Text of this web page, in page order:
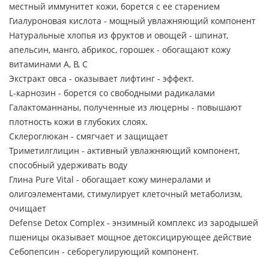
местный иммунитет кожи, борется с ее старением
Гиалуроновая кислота - мощный увлажняющий компонент
Натуральные хлопья из фруктов и овощей - шпинат,
апельсин, манго, абрикос, горошек - обогащают кожу
витаминами A, B, C
Экстракт овса - оказывает лифтинг - эффект.
L-карнозин - борется со свободными радикалами
Галактоманнаны, полученные из люцерны - повышают
плотность кожи в глубоких слоях.
Склероглюкан - смягчает и защищает
Триметилглицин - активный увлажняющий компонент,
способный удерживать воду
Глина Pure Vital - обогащает кожу минералами и
олигоэлементами, стимулирует клеточный метаболизм,
очищает
Defense Detox Complex - энзимный комплекс из зародышей
пшеницы оказывает мощное детоксицирующее действие
Себопепсин - себорегулирующий компонент.